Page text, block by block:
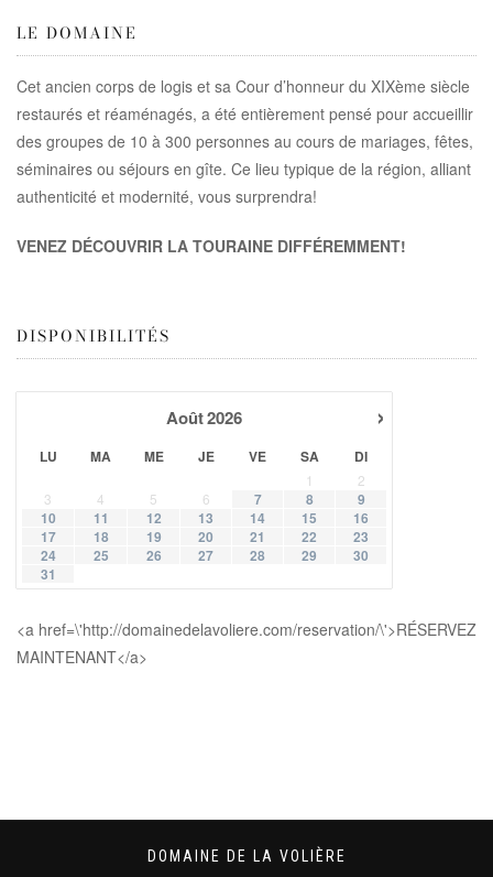
LE DOMAINE
Cet ancien corps de logis et sa Cour d’honneur du XIXème siècle
restaurés et réaménagés, a été entièrement pensé pour accueillir
des groupes de 10 à 300 personnes au cours de mariages, fêtes,
séminaires ou séjours en gîte. Ce lieu typique de la région, alliant
authenticité et modernité, vous surprendra!
VENEZ DÉCOUVRIR LA TOURAINE DIFFÉREMMENT!
DISPONIBILITÉS
›
Août2026
LU MA ME JE VE SA DI
1
2
3
4 5 6 7 8
9
10
11 12 13 14 15
16
17
18 19 20 21 22
23
24
25 26 27 28 29
30
31
<a href=\'http://domainedelavoliere.com/reservation/\'>RÉSERVEZ
MAINTENANT</a>
DOMAINE DE LA VOLIÈRE